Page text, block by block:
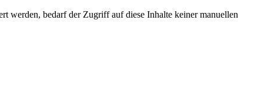
werden, bedarf der Zugriff auf diese Inhalte keiner manuellen